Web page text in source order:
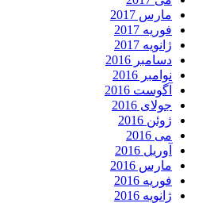
مارس 2017
فوریه 2017
ژانویه 2017
دسامبر 2016
نوامبر 2016
آگوست 2016
جولای 2016
ژوئن 2016
می 2016
آوریل 2016
مارس 2016
فوریه 2016
ژانویه 2016